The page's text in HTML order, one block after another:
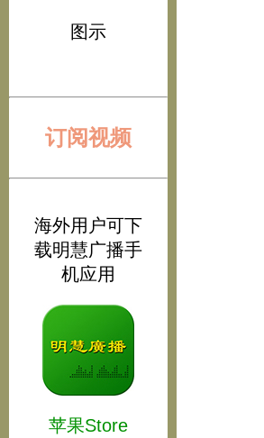
图示
订阅视频
海外用户可下
载明慧广播手
机应用
苹果Store